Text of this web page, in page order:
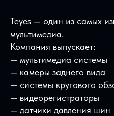
Teyes — один из самых
мультимедиа.
Компания выпускает:
— мультимедиа системы
— камеры заднего вида
— системы кругового
— видеорегистраторы
— датчики давления шин